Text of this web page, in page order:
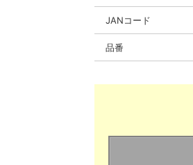
JANコード
品番